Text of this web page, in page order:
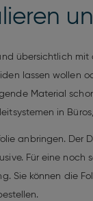
übersichtlich
lassen wollen
Material
in
anbringen. Der
Für eine
Sie können die